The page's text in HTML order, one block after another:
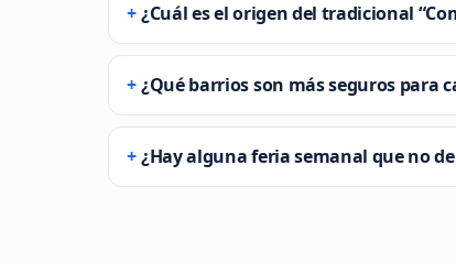
¿Cuál es el origen del tradicional
¿Qué barrios son más seguros para
¿Hay alguna feria semanal que no